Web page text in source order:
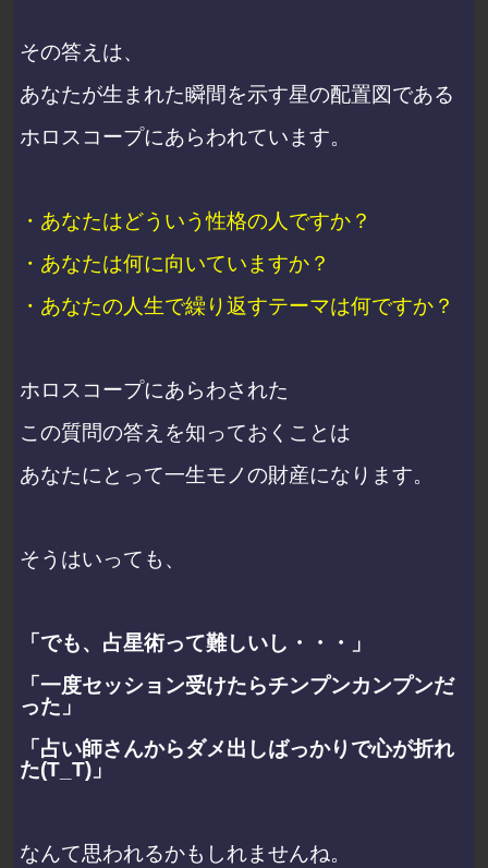
その答えは、
あなたが生まれた瞬間を示す星の配置図である
ホロスコープにあらわれています。
・あなたはどういう性格の人ですか？
・あなたは何に向いていますか？
・あなたの人生で繰り返すテーマは何ですか？
ホロスコープにあらわされた
この質問の答えを知っておくことは
あなたにとって一生モノの財産になります。
そうはいっても、
「でも、占星術って難しいし・・・」
「一度セッション受けたらチンプンカンプンだ
った」
「占い師さんからダメ出しばっかりで心が折れ
た(T_T)」
なんて思われるかもしれませんね。